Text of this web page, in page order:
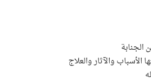
الجنابة
الأسباب والآثار والعلاج